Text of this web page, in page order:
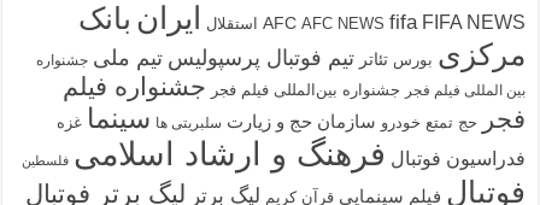
AFC AFC NEWS fifa FIFA NEWS استقلال ایران بانک
مرکزی بورس تئاتر تیم فوتبال پرسپولیس تیم ملی جشنواره
بین المللی فیلم فجر جشنواره بین‌المللی فیلم فجر جشنواره فیلم
فجر
حج تمتع خودرو سازمان حج و زیارت سلبریتی ها سینما غزه
فدراسیون فوتبال فرهنگ و ارشاد اسلامی فلسطین
فوتبال فیلم سینمایی قرآن کریم لیگ برتر لیگ برتر فوتبال